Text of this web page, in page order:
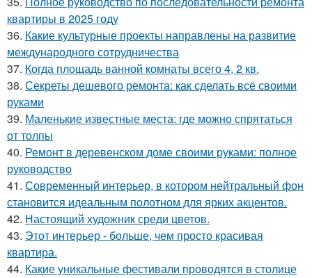
квартиры в 2025 году
36. Какие культурные проекты направлены на развитие
международного сотрудничества
37. Когда площадь ванной комнаты всего 4, 2 кв.
38. Секреты дешевого ремонта: как сделать всё своими
руками
39. Маленькие известные места: где можно спрятаться
от толпы
40. Ремонт в деревенском доме своими руками: полное
руководство
41. Современный интерьер, в котором нейтральный фон
становится идеальным полотном для ярких акцентов.
42. Настоящий художник среди цветов.
43. Этот интерьер - больше, чем просто красивая
квартира.
44. Какие уникальные фестивали проводятся в столице